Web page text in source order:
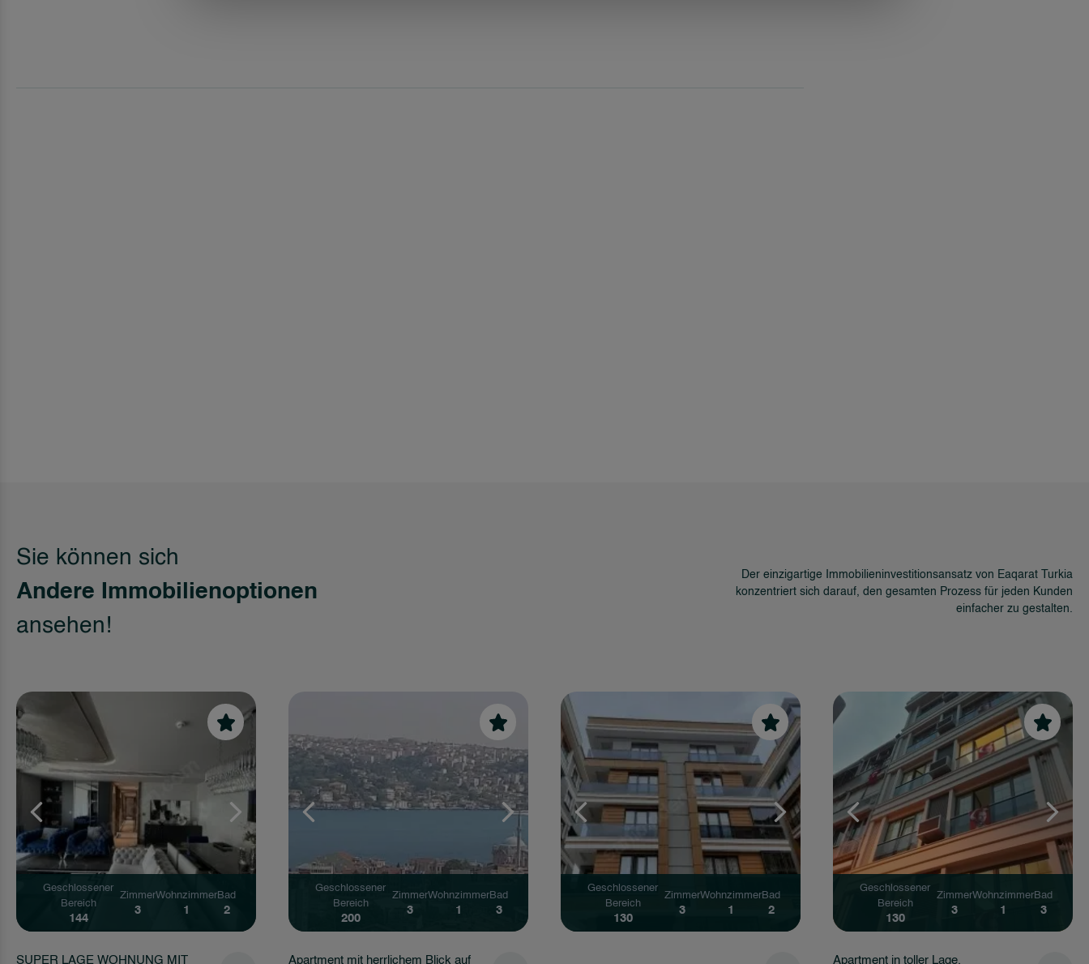
Sie können sich
Andere Immobilienoptionen
ansehen!
Der einzigartige Immobilieninvestitionsansatz von Eaqarat Turkia
konzentriert sich darauf, den gesamten Prozess für jeden Kunden
einfacher zu gestalten.
Geschlossener
Bereich
200
Zimmer
3
Wohnzimmer
1
Bad
3
Apartment mit herrlichem Blick auf
Geschlossener
Bereich
130
Zimmer
3
Wohnzimmer
1
Bad
2
Geschlossener
Bereich
130
Zimmer
3
Wohnzimmer
1
Bad
3
Geschlossener
Bereich
88
Zimmer
2
Wohnzimmer
1
Bad
1